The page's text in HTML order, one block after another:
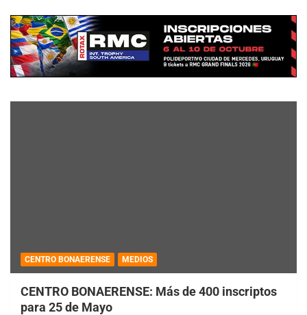
CENTRO BONAERENSE MEDIOS
CENTRO BONAERENSE: Más de 400 inscriptos
para 25 de Mayo